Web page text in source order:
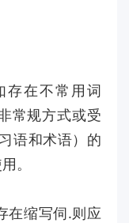
在不常用词
常规方式或受
语和术语）的
。
缩写伺.则应